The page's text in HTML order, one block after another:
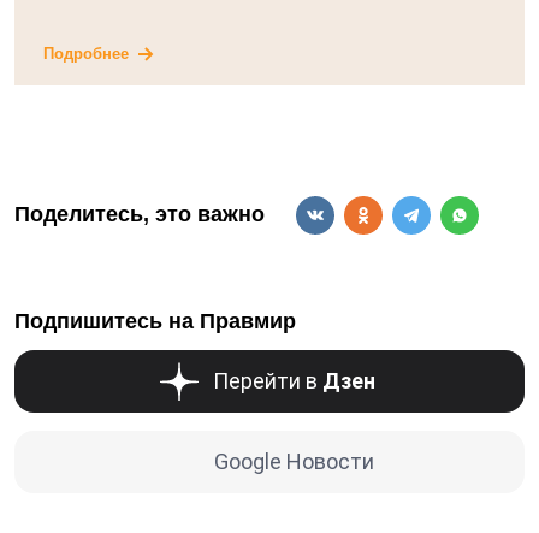
Подробнее
Поделитесь, это важно
Подпишитесь на Правмир
Перейти в Дзен
Google Новости